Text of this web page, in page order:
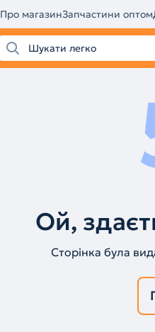
Про магазинЗапчастини оптом
Ой,
Сторінка була